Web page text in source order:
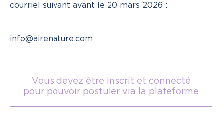
courriel suivant avant le 20 mars 2026 :
info@airenature.com
Vous devez être inscrit et connecté
pour pouvoir postuler via la plateforme